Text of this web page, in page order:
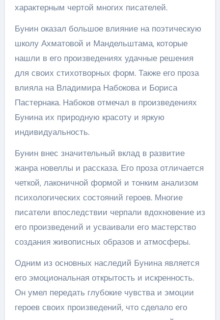
характерным чертой многих писателей.
Бунин оказал большое влияние на поэтическую
школу Ахматовой и Мандельштама, которые
нашли в его произведениях удачные решения
для своих стихотворных форм. Также его проза
влияла на Владимира Набокова и Бориса
Пастернака. Набоков отмечал в произведениях
Бунина их природную красоту и яркую
индивидуальность.
Бунин внес значительный вклад в развитие
жанра новеллы и рассказа. Его проза отличается
четкой, лаконичной формой и тонким анализом
психологических состояний героев. Многие
писатели впоследствии черпали вдохновение из
его произведений и усваивали его мастерство
создания живописных образов и атмосферы.
Одним из основных наследий Бунина является
его эмоциональная открытость и искренность.
Он умел передать глубокие чувства и эмоции
героев своих произведений, что сделало его